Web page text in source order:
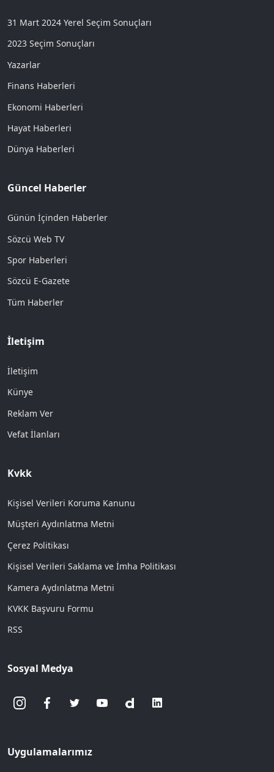
31 Mart 2024 Yerel Seçim Sonuçları
2023 Seçim Sonuçları
Yazarlar
Finans Haberleri
Ekonomi Haberleri
Hayat Haberleri
Dünya Haberleri
Güncel Haberler
Günün İçinden Haberler
Sözcü Web TV
Spor Haberleri
Sözcü E-Gazete
Tüm Haberler
İletişim
İletişim
Künye
Reklam Ver
Vefat İlanları
Kvkk
Kişisel Verileri Koruma Kanunu
Müşteri Aydınlatma Metni
Çerez Politikası
Kişisel Verileri Saklama ve İmha Politikası
Kamera Aydınlatma Metni
KVKK Başvuru Formu
RSS
Sosyal Medya
Uygulamalarımız